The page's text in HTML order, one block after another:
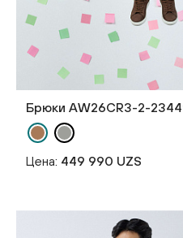
Брюки AW26CR3-2-
Цена: 449 990 UZS